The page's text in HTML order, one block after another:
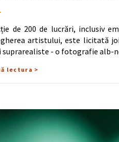
de 200 de lucrări, inclusiv
artistului, este licitată
suprarealiste - o fotografie alb-
lectura >